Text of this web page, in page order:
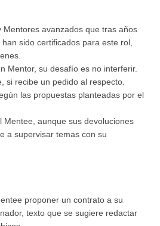
Mentores avanzados que tras años
sido certificados para este rol,
Mentor, su desafío es no interferir.
si recibe un pedido al respecto.
las propuestas planteadas por el
Mentee, aunque sus devoluciones
a supervisar temas con su
proponer un contrato a su
texto que se sugiere redactar